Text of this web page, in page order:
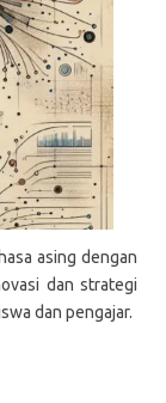
asing dengan
dan strategi
dan pengajar.